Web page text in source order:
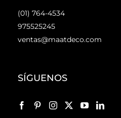
(01) 764-4534
975525245
ventas@maatdeco.com
SÍGUENOS